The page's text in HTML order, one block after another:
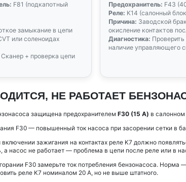
F81 (подкапотный
замыкание в цепи
или соленоидах
Сканер + проверка цепи
Предохранитель: F43
Реле: K14 (салонный
Причина: Заводской
окисление контактов
Диагностика:
наличие управляющего
НЕ РАБОТАЕТ
защищена предохранителем F30 (15 А) в
F30 — повышенный ток насоса при засорении сетки в
включении зажигания на контактах реле K7 должно
а насос не работает — проблема в цепи после реле или в
F30 замерьте ток потребления бензонасоса.
реле K7 номиналом 20 А, но не выше штатного.